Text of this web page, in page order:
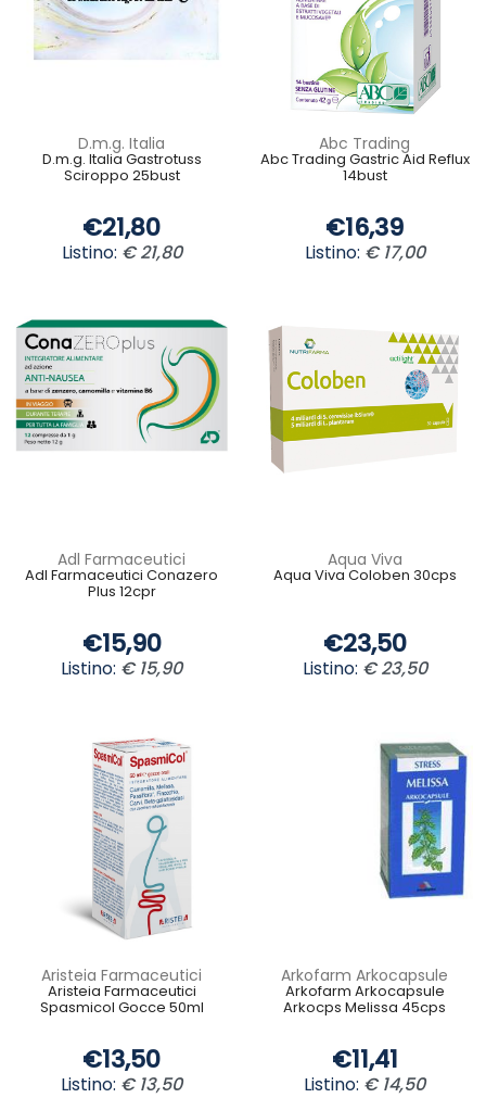
D.m.g. Italia
D.m.g. Italia Gastrotuss
Sciroppo 25bust
€21,80
Listino: € 21,80
Abc Trading
Abc Trading Gastric Aid Reflux
14bust
€16,39
Listino: € 17,00
Adl Farmaceutici
Adl Farmaceutici Conazero
Plus 12cpr
€15,90
Listino: € 15,90
Aqua Viva
Aqua Viva Coloben 30cps
€23,50
Listino: € 23,50
Aristeia Farmaceutici
Aristeia Farmaceutici
Spasmicol Gocce 50ml
€13,50
Listino: € 13,50
Arkofarm Arkocapsule
Arkofarm Arkocapsule
Arkocps Melissa 45cps
€11,41
Listino: € 14,50